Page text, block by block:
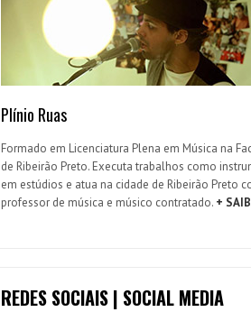
Plínio Ruas
Formado em Licenciatura Plena em Música na
de Ribeirão Preto. Executa trabalhos como
em estúdios e atua na cidade de Ribeirão Preto
professor de música e músico contratado. +
REDES SOCIAIS | SOCIAL MEDIA